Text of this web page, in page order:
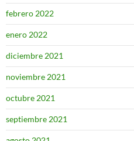
febrero 2022
enero 2022
diciembre 2021
noviembre 2021
octubre 2021
septiembre 2021